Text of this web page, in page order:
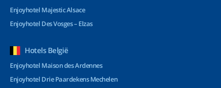
Enjoyhotel Majestic Alsace
Enjoyhotel Des Vosges – Elzas
Hotels België
Enjoyhotel Maison des Ardennes
Enjoyhotel Drie Paardekens Mechelen